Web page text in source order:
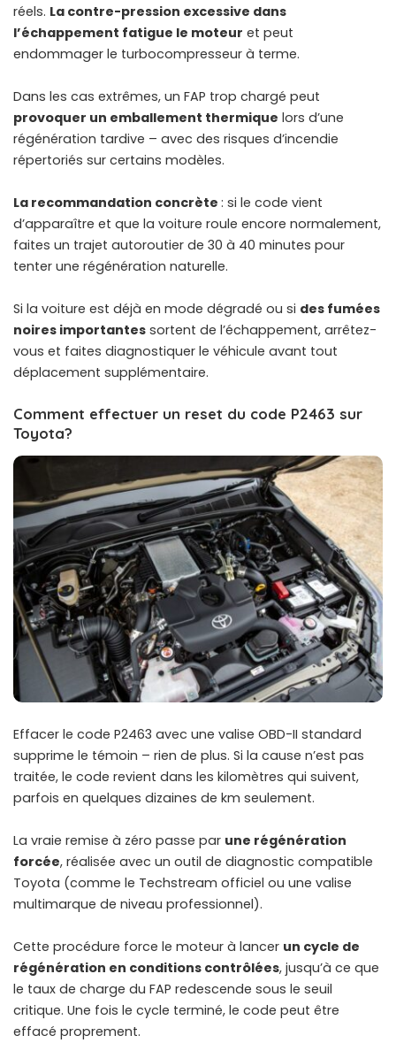
réels. La contre-pression excessive dans
l’échappement fatigue le moteur et peut
endommager le turbocompresseur à terme.
Dans les cas extrêmes, un FAP trop chargé peut
provoquer un emballement thermique lors d’une
régénération tardive – avec des risques d’incendie
répertoriés sur certains modèles.
La recommandation concrète : si le code vient
d’apparaître et que la voiture roule encore normalement,
faites un trajet autoroutier de 30 à 40 minutes pour
tenter une régénération naturelle.
Si la voiture est déjà en mode dégradé ou si des fumées
noires importantes sortent de l’échappement, arrêtez-
vous et faites diagnostiquer le véhicule avant tout
déplacement supplémentaire.
Comment effectuer un reset du code P2463 sur
Toyota?
Effacer le code P2463 avec une valise OBD-II standard
supprime le témoin – rien de plus. Si la cause n’est pas
traitée, le code revient dans les kilomètres qui suivent,
parfois en quelques dizaines de km seulement.
La vraie remise à zéro passe par une régénération
forcée, réalisée avec un outil de diagnostic compatible
Toyota (comme le Techstream officiel ou une valise
multimarque de niveau professionnel).
Cette procédure force le moteur à lancer un cycle de
régénération en conditions contrôlées, jusqu’à ce que
le taux de charge du FAP redescende sous le seuil
critique. Une fois le cycle terminé, le code peut être
effacé proprement.